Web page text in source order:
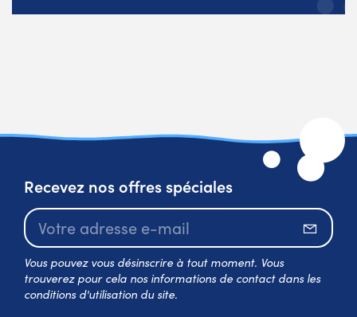
Recevez nos offres spéciales
Vous pouvez vous désinscrire à tout moment. Vous
trouverez pour cela nos informations de contact dans les
conditions d'utilisation du site.